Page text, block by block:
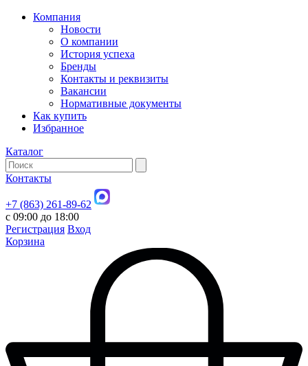
Компания
Новости
О компании
История успеха
Бренды
Контакты и реквизиты
Вакансии
Нормативные документы
Как купить
Избранное
Каталог
Контакты
+7 (863) 261-89-62
с 09:00 до 18:00
Регистрация Вход
Корзина